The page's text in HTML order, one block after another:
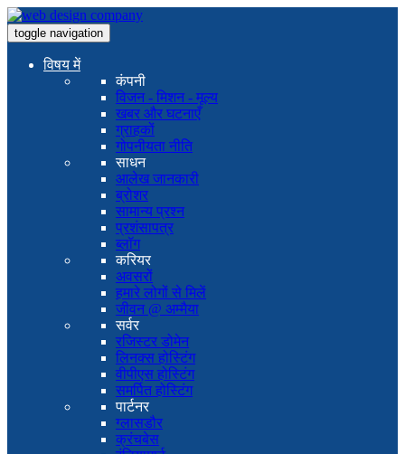
toggle navigation
विषय में
कंपनी
विजन - मिशन - मूल्य
खबर और घटनाएँ
ग्राहकों
गोपनीयता नीति
साधन
आलेख जानकारी
ब्रोशर
सामान्य प्रश्न
प्रशंसापत्र
ब्लॉग
करियर
अवसरों
हमारे लोगों से मिलें
जीवन @ अम्मैया
सर्वर
रजिस्टर डोमेन
लिनक्स होस्टिंग
वीपीएस होस्टिंग
समर्पित होस्टिंग
पार्टनर
ग्लासडौर
क्रंचबेस